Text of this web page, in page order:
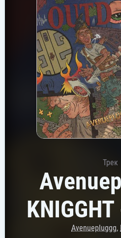
Трек
Avenuepluggg,